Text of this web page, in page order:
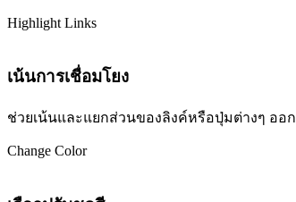
Highlight Links
เน้นการเชื่อมโยง
ช่วยเน้นและแยกส่วนของลิงค์หรือปุ่มต่างๆ ออ
Change Color